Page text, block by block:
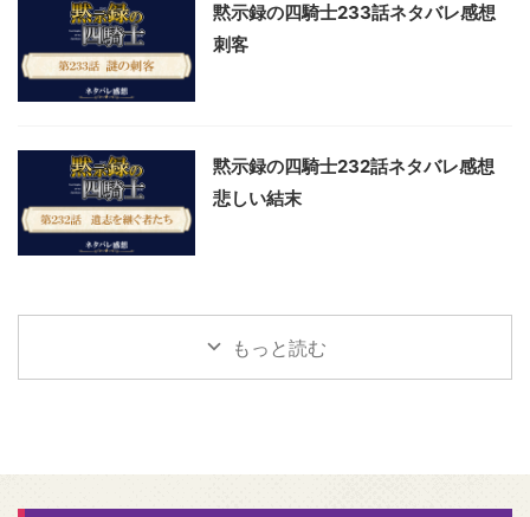
黙示録の四騎士233話ネタバレ感想
刺客
黙示録の四騎士232話ネタバレ感想
悲しい結末
もっと読む